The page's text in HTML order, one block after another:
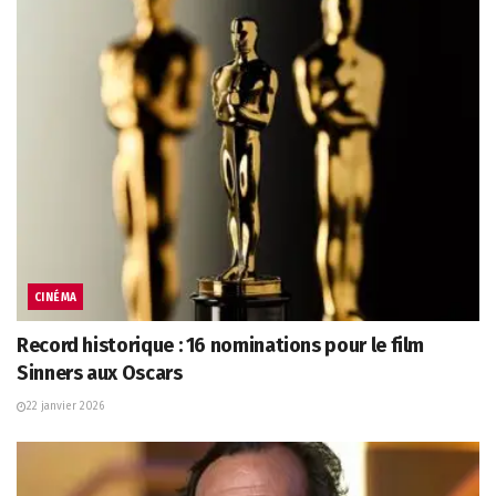
CINÉMA
Record historique : 16 nominations pour le film
Sinners aux Oscars
22 janvier 2026